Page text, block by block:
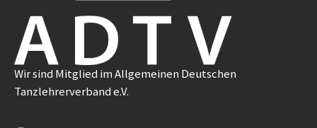
Wir sind Mitglied im Allgemeinen Deutschen
Tanzlehrerverband e.V.